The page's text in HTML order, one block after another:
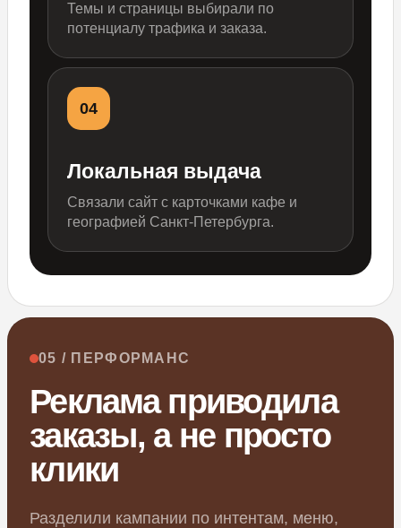
Темы и страницы выбирали по
потенциалу трафика и заказа.
04
Локальная выдача
Связали сайт с карточками кафе и
географией Санкт-Петербурга.
05 / ПЕРФОРМАНС
Реклама приводила
заказы, а не просто
клики
Разделили кампании по интентам, меню,